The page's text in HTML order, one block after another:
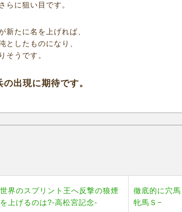
らに狙い目です。
新たに名を上げれば、
としたものになり、
そうです。
出現に期待です。
世界のスプリント王へ反撃の狼煙
を上げるのは?-高松宮記念-
徹底的に穴
牝馬Ｓ−